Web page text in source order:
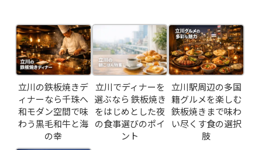
JP EN
立川の鉄板焼きデ
ィナーなら千珠へ
和モダン空間で味
わう黒毛和牛と海
の幸
立川でディナーを
選ぶなら 鉄板焼き
をはじめとした夜
の食事選びのポイ
ント
立川駅周辺の多国
籍グルメを楽しむ
鉄板焼きまで味わ
い尽くす食の選択
肢